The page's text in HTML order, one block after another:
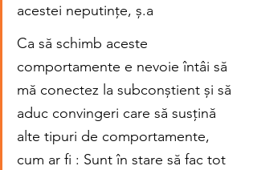
acestei neputințe, ș.a
Ca să schimb aceste
comportamente e nevoie întâi să
mă conectez la subconștient și să
aduc convingeri care să susțină
alte tipuri de comportamente,
cum ar fi : Sunt în stare să fac tot